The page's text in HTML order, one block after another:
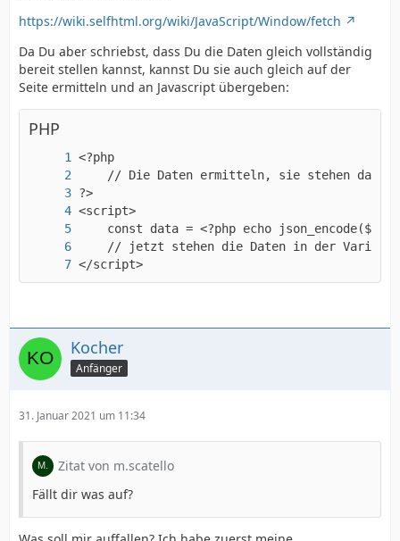
https://wiki.selfhtml.org/wiki/JavaScript/Window/fetch
Da Du aber schriebst, dass Du die Daten gleich vollständig
bereit stellen kannst, kannst Du sie auch gleich auf der
Seite ermitteln und an Javascript übergeben:
PHP
</script>
Kocher
Anfänger
31. Januar 2021 um 11:34
Zitat von m.scatello
Fällt dir was auf?